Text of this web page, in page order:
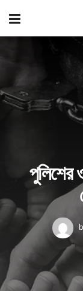
পুলিশের